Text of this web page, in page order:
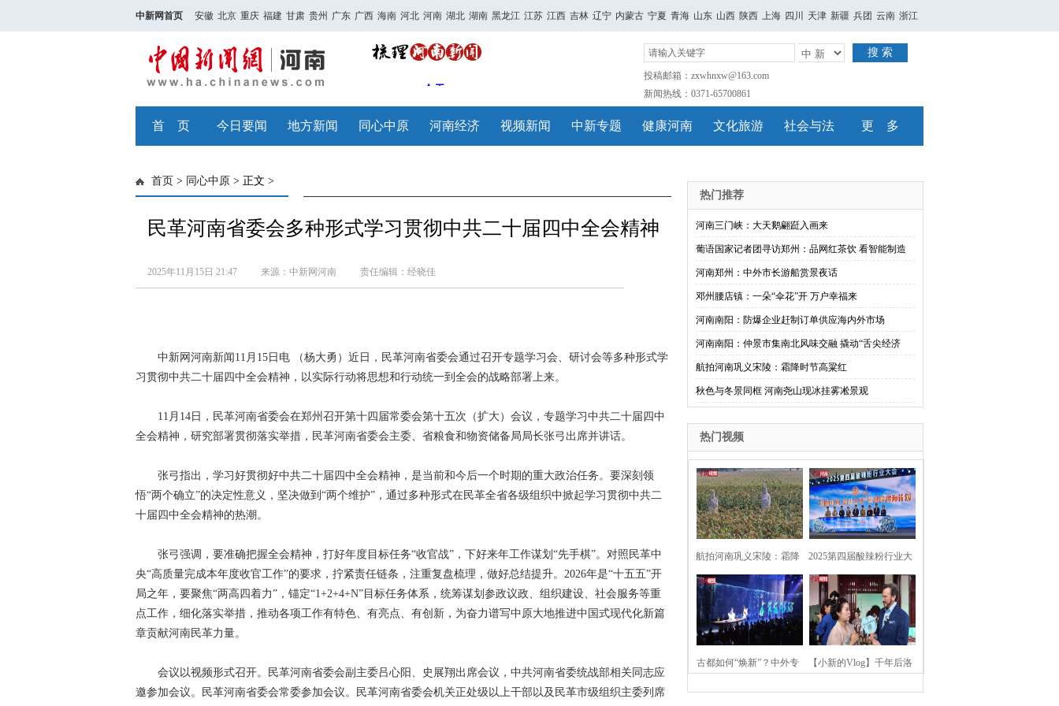
中新网首页 安徽 北京 重庆 福建 甘肃 贵州 广东 广西 海南 河北 河南 湖北 湖南 黑龙江 江苏 江西 吉林 辽宁 内蒙古 宁夏 青海 山东 山西 陕西 上海 四川 天津 新疆 兵团 云南 浙江
搜 索
投稿邮箱：zxwhnxw@163.com
新闻热线：0371-65700861
首 页 今日要闻 地方新闻 同心中原 河南经济 视频新闻 中新专题 健康河南 文化旅游 社会与法 更 多
首页 > 同心中原 > 正文 >
民革河南省委会多种形式学习贯彻中共二十届四中全会精神
2025年11月15日 21:47 来源：中新网河南 责任编辑：经晓佳
中新网河南新闻11月15日电 （杨大勇）近日，民革河南省委会通过召开专题学习会、研讨会等多种形式学
习贯彻中共二十届四中全会精神，以实际行动将思想和行动统一到全会的战略部署上来。
11月14日，民革河南省委会在郑州召开第十四届常委会第十五次（扩大）会议，专题学习中共二十届四中
全会精神，研究部署贯彻落实举措，民革河南省委会主委、省粮食和物资储备局局长张弓出席并讲话。
张弓指出，学习好贯彻好中共二十届四中全会精神，是当前和今后一个时期的重大政治任务。要深刻领
悟“两个确立”的决定性意义，坚决做到“两个维护”，通过多种形式在民革全省各级组织中掀起学习贯彻中共二
十届四中全会精神的热潮。
张弓强调，要准确把握全会精神，打好年度目标任务“收官战”，下好来年工作谋划“先手棋”。对照民革中
央“高质量完成本年度收官工作”的要求，拧紧责任链条，注重复盘梳理，做好总结提升。2026年是“十五五”开
局之年，要聚焦“两高四着力”，锚定“1+2+4+N”目标任务体系，统筹谋划参政议政、组织建设、社会服务等重
点工作，细化落实举措，推动各项工作有特色、有亮点、有创新，为奋力谱写中原大地推进中国式现代化新篇
章贡献河南民革力量。
会议以视频形式召开。民革河南省委会副主委吕心阳、史展翔出席会议，中共河南省委统战部相关同志应
邀参加会议。民革河南省委会常委参加会议。民革河南省委会机关正处级以上干部以及民革市级组织主委列席
热门推荐
河南三门峡：大天鹅翩跹入画来
葡语国家记者团寻访郑州：品网红茶饮 看智能制造
河南郑州：中外市长游船赏景夜话
邓州腰店镇：一朵“伞花”开 万户幸福来
河南南阳：防爆企业赶制订单供应海内外市场
河南南阳：仲景市集南北风味交融 撬动“舌尖经济
航拍河南巩义宋陵：霜降时节高粱红
秋色与冬景同框 河南尧山现冰挂雾凇景观
热门视频
航拍河南巩义宋陵：霜降
时节高粱红
2025第四届酸辣粉行业大
会在河南开封举行
古都如何“焕新”？中外专 【小新的Vlog】千年后洛